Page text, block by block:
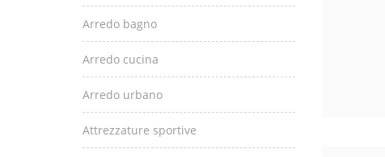
Arredo bagno
Arredo cucina
Arredo urbano
Attrezzature sportive